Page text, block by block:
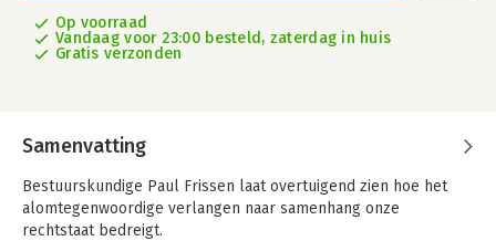
Op voorraad
Vandaag voor 23:00 besteld, zaterdag in huis
Gratis verzonden
Samenvatting
Bestuurskundige Paul Frissen laat overtuigend zien hoe het
alomtegenwoordige verlangen naar samenhang onze
rechtstaat bedreigt.